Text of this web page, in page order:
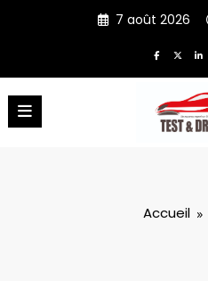
7 août 2026
Accueil